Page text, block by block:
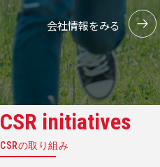
会社情報をみる
CSR initiatives
CSRの取り組み